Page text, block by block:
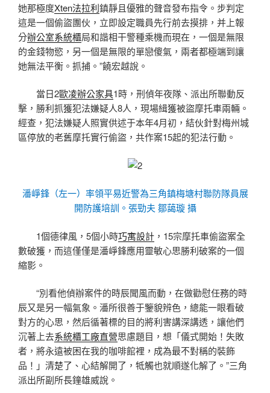
她那極度Xten法拉利鎮靜且優雅的聲音發布指令。步判定
這是一個偷盜團伙，立即設定職員先行前去摸排，并上報
分辦公室系統櫃局和諧相干警種乘機而現在，一個是無限
的金錢物慾，另一個是無限的單戀傻氣，兩者都極端到讓
她無法平衡。抓捕。”饒宏越說。
當日2歐凌辦公家具1時，刑偵年夜隊、派出所聯動反
擊，勝利抓獲犯法嫌疑人8人，現場緝獲被盜摩托車兩輛。
經查，犯法嫌疑人照實供述于本年4月初，結伙針對梅州城
區停放的老舊摩托實行偷盜，共作案15起的犯法行動。
潘崢鋒（左一）率領平易近警為三角鎮梅塘村聯防隊員展
開防護培訓。張勁夫 鄒藹璇 攝
1個德律風，5個小時巧寓設計 ，15宗摩托車偷盜案全
數破獲，而這僅僅是潘崢鋒應用靈敏心思勝利破案的一個
縮影。
“別看他偵辦案件的時辰聞風而動，在做勸慰任務的時
辰又是另一幅氣象。潘所很善于鑒貌辨色，總能一眼看破
對方的心思，然后循著標的目的將利害講深講透，讓他們
沉著上去系統櫃工廠直營思慮題目，想「儀式開始！失敗
者，將永遠被困在我的咖啡館裡，成為最不對稱的裝飾
品！」清楚了、心結解開了，牴觸也就順遂化解了。”三角
派出所副所長鐘雄威說。